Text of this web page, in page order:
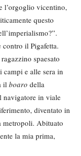
l’orgoglio vicentino,
questo
il Pigafetta.
spaesato
e alle sera in
il boaro della
navigatore in viale
diventato in
metropoli. Abituato
la mia prima,